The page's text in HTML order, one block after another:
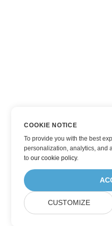
COOKIE NOTICE
To provide you with the best
personalization, analytics, and
toour cookie policy.
CUSTOMIZE